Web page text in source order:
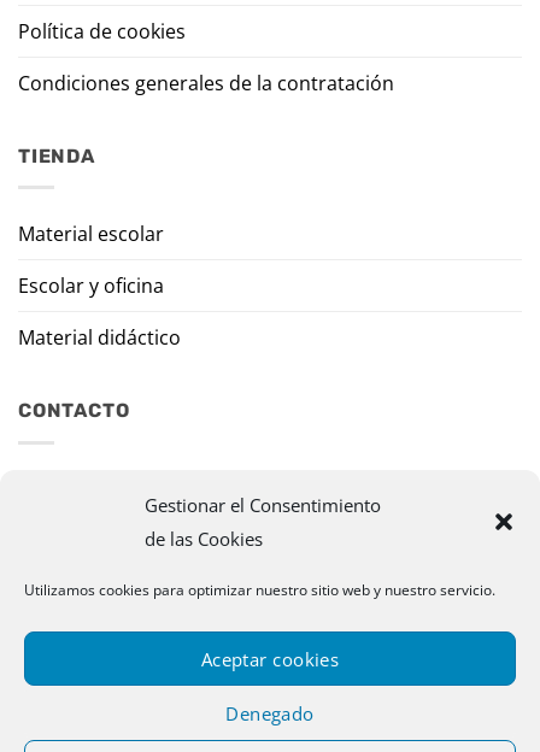
Gestionar el Consentimiento
de las Cookies
Utilizamos cookies para optimizar nuestro sitio web y nuestro servicio.
Aceptar cookies
Denegado
Política de cookies
Condiciones generales de la contratación
TIENDA
Material escolar
Escolar y oficina
Material didáctico
CONTACTO
murazpi@murazpi.com
948 234 436 – 623 195 518